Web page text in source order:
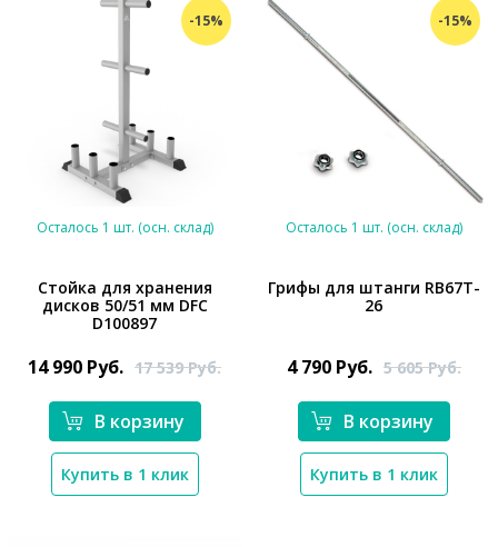
-15%
*}
Осталось 1 шт. (осн. склад)
Стойка для хранения
дисков 50/51 мм DFC
D100897
14 990 Руб. 17 539Руб.
В корзину
Купить в 1 клик
-15%
Осталось 1 шт. (осн. склад)
Грифы для штанги RB67T-
26
4 790 Руб. 5 605Руб.
В корзину
Купить в 1 клик